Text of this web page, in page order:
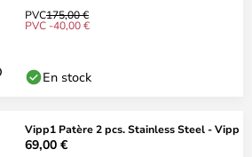
PVC175,00 €
PVC -40,00 €
En stock
Vipp1 Patère 2 pcs. Stainless Steel - Vipp
69,00 €